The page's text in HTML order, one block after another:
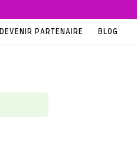
DEVENIR PARTENAIRE BLOG